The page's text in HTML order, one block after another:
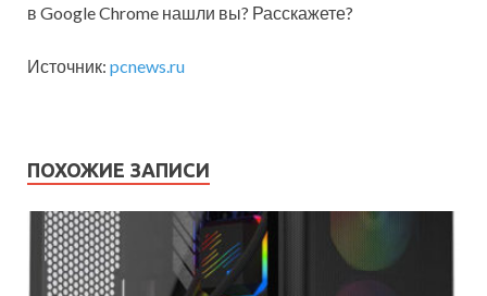
в Google Chrome нашли вы? Расскажете?
Источник: pcnews.ru
ПОХОЖИЕ ЗАПИСИ